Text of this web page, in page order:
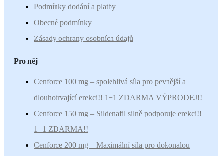
Podmínky dodání a platby
Obecné podmínky
Zásady ochrany osobních údajů
Pro něj
Cenforce 100 mg – spolehlivá síla pro pevnější a
dlouhotrvající erekci!! 1+1 ZDARMA VÝPRODEJ!!
Cenforce 150 mg – Sildenafil silně podporuje erekci!!
1+1 ZDARMA!!
Cenforce 200 mg – Maximální síla pro dokonalou